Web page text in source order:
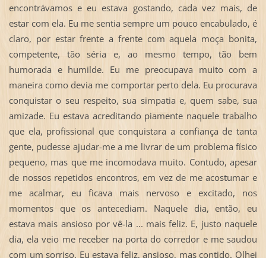
encontrávamos e eu estava gostando, cada vez mais, de
estar com ela. Eu me sentia sempre um pouco encabulado, é
claro, por estar frente a frente com aquela moça bonita,
competente, tão séria e, ao mesmo tempo, tão bem
humorada e humilde. Eu me preocupava muito com a
maneira como devia me comportar perto dela. Eu procurava
conquistar o seu respeito, sua simpatia e, quem sabe, sua
amizade. Eu estava acreditando piamente naquele trabalho
que ela, profissional que conquistara a confiança de tanta
gente, pudesse ajudar-me a me livrar de um problema físico
pequeno, mas que me incomodava muito. Contudo, apesar
de nossos repetidos encontros, em vez de me acostumar e
me acalmar, eu ficava mais nervoso e excitado, nos
momentos que os antecediam. Naquele dia, então, eu
estava mais ansioso por vê-la ... mais feliz. E, justo naquele
dia, ela veio me receber na porta do corredor e me saudou
com um sorriso. Eu estava feliz, ansioso, mas contido. Olhei